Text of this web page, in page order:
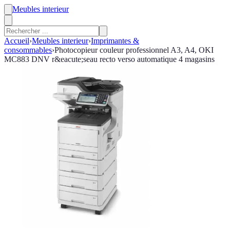
Meubles interieur
Accueil›Meubles interieur›Imprimantes &
consommables›Photocopieur couleur professionnel A3, A4, OKI
MC883 DNV r&eacute;seau recto verso automatique 4 magasins